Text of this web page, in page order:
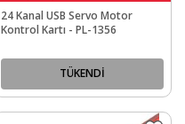
24 Kanal USB Servo Motor
Kontrol Kartı - PL-1356
TÜKENDİ